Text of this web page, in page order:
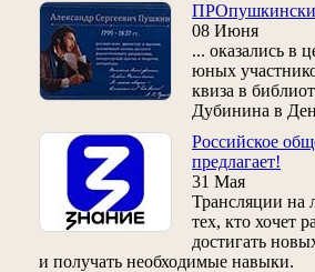
08 Июня
... оказались в
юных
квиза в
Дубинина в
Российское
предлагает!
31 Мая
Трансляции на
тех, кто хочет
достигать
и получать необходимые навыки.